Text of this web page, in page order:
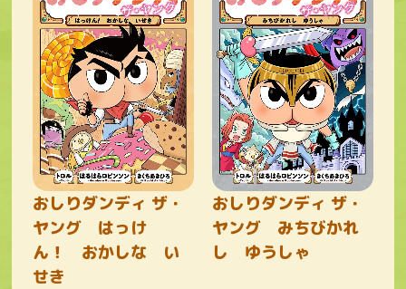
おしりダンディ ザ・
ヤング はっけ
ん！ おかしな い
せき
おしりダンディ ザ・
ヤング みちびかれ
し ゆうしゃ